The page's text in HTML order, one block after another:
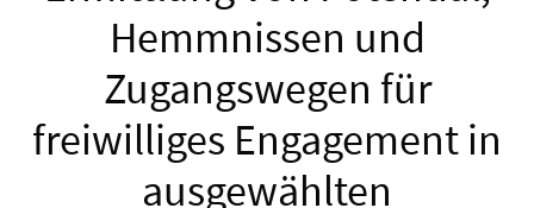
Hemmnissen und
Zugangswegen für
freiwilliges Engagement in
ausgewählten